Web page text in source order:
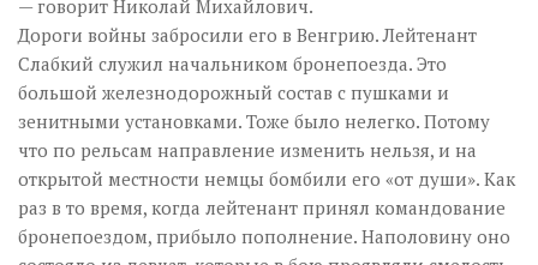
— говорит Николай Михайлович.
Дороги войны забросили его в Венгрию. Лейтенант
Слабкий служил начальником бронепоезда. Это
большой железнодорожный состав с пушками и
зенитными установками. Тоже было нелегко. Потому
что по рельсам направление изменить нельзя, и на
открытой местности немцы бомбили его «от души». Как
раз в то время, когда лейтенант принял командование
бронепоездом, прибыло пополнение. Наполовину оно